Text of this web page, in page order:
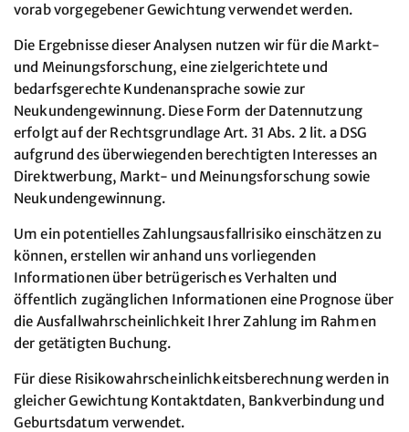
vorab vorgegebener Gewichtung verwendet werden.
Die Ergebnisse dieser Analysen nutzen wir für die Markt-
und Meinungsforschung, eine zielgerichtete und
bedarfsgerechte Kundenansprache sowie zur
Neukundengewinnung. Diese Form der Datennutzung
erfolgt auf der Rechtsgrundlage Art. 31 Abs. 2 lit. a DSG
aufgrund des überwiegenden berechtigten Interesses an
Direktwerbung, Markt- und Meinungsforschung sowie
Neukundengewinnung.
Um ein potentielles Zahlungsausfallrisiko einschätzen zu
können, erstellen wir anhand uns vorliegenden
Informationen über betrügerisches Verhalten und
öffentlich zugänglichen Informationen eine Prognose über
die Ausfallwahrscheinlichkeit Ihrer Zahlung im Rahmen
der getätigten Buchung.
Für diese Risikowahrscheinlichkeitsberechnung werden in
gleicher Gewichtung Kontaktdaten, Bankverbindung und
Geburtsdatum verwendet.